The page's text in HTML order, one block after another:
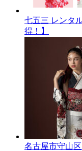
七五三 レンタ
得！】
名古屋市守山